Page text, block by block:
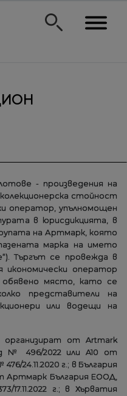
- произведения на
стойност
оператор, упълномощен
в юрисдикцията, в
на Артмарк, която
марка на името
Търгът се провежда в
икономически оператор
обявено място, като се
представители на
или водещи на
от Artmark
№ 496/2022 или A10 от
24.11.2020 г.; в България
Артмарк България ЕООД,
17.11.2022 г.; в Хърватия